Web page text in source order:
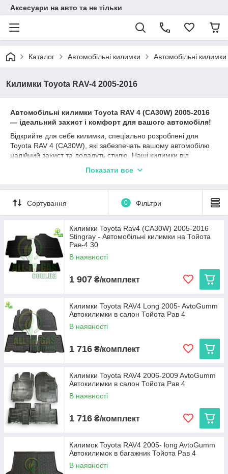
Аксесуари на авто та не тільки
Каталог Автомобільні килимки Автомобільні
Килимки Toyota RAV-4 2005-2016
Автомобільні килимки Toyota RAV 4 (CA30W) 2005-2016
— ідеальний захист і комфорт для вашого автомобіля!
Відкрийте для себе килимки, спеціально розроблені для
Toyota RAV 4 (CA30W), які забезпечать вашому автомобілю
надійний захист та додадуть стилю. Наші килимки від
Cargumm, ідеально підходять для Тойота РАВ 4 та
Матеріали, такі як каучук, поліуретан та гума, забезпечують
відмінні захисні характеристики, а різноманітність типів
бортиків (2,5 см, 4 см, євроборт) дозволяє вибрати найбільш
підходящий варіант залежно від ваших уподобань та умов
експлуатації. Ми пропонуємо:
Cargumm з євробортом
салону, легкість у догляді та висока зносостійкість.
Avto gumm з бортиком 2,5 см
— надійний захист
від бруду та вологи для салону та багажника, що
Stingray
— коврики з євробортом з каучуку для
довговічності та 3D коврики з високим бортиком 3,5 см
для максимальної захисту і преміального вигляду.
Кожен виріб виготовляється в Україні, що гарантує високу
якість та доступну ціну.
RAV 4 (CA30W), та насолоджуйтеся чистотою і комфортом на
кожному кілометрі дороги!
Показати все
Сортування 0 Фільтри
Килимки Toyota Rav4 (CA30W) 2005-2016
Stingray - Автомобільні килимки на Тойота
Рав-4 30
В наявності
1 907 ₴/комплект
Килимки Toyota RAV4 Long 2005- AvtoGumm
Автокилимки в салон Тойота Рав 4
В наявності
1 716 ₴/комплект
Килимки Toyota RAV4 2006-2009 AvtoGumm
Автокилимки в салон Тойота Рав 4
В наявності
1 716 ₴/комплект
Килимок Toyota RAV4 2005- long AvtoGumm
Автокилимок в багажник Тойота Рав 4
В наявності